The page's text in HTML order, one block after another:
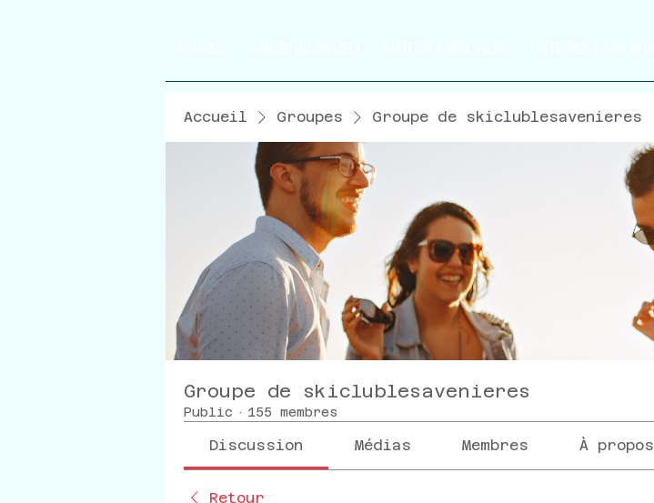
Accueil Groupes Groupe de skiclublesavenieres
Groupe de skiclublesavenieres
Public · 155 membres
Discussion Médias Membres À propos
Retour